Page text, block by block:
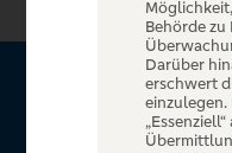
Über VR Entertain
Behörde
Darüber
erschwert
einzulegen.